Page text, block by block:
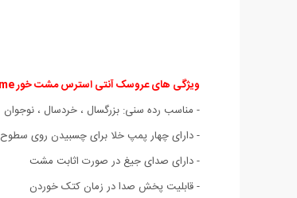
ویژگی های عروسک آنتی استرس مشت خور punch me:
- مناسب رده سنی: بزرگسال ، خردسال ، نوجوان
- دارای چهار پمپ خلا برای چسبیدن روی سطوح
- دارای صدای جیغ در صورت اثابت مشت
- قابلیت پخش صدا در زمان کتک خوردن